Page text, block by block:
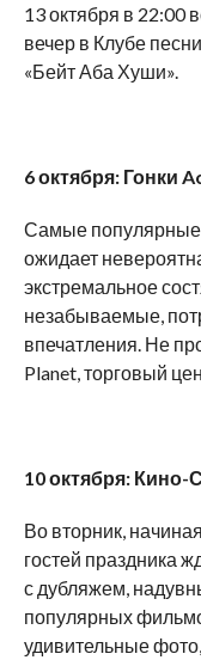
13 октября в 22:00
вечер в Клубе
«Бейт Аба Хуши».
6 октября: Гонки
Самые
ожидает
экстремальное
незабываемые,
впечатления. Не
Planet, торговый
10 октября: Кино-
Во вторник,
гостей праздника
с дубляжем,
популярных
удивительные